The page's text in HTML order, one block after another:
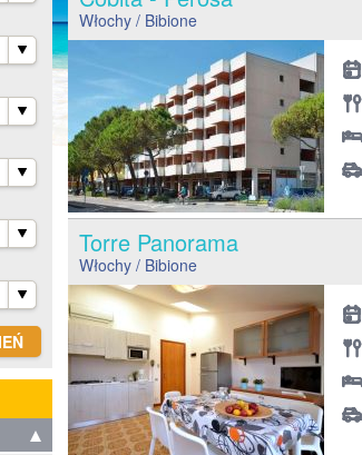
Włochy / Bibione
Torre Panorama
Włochy / Bibione